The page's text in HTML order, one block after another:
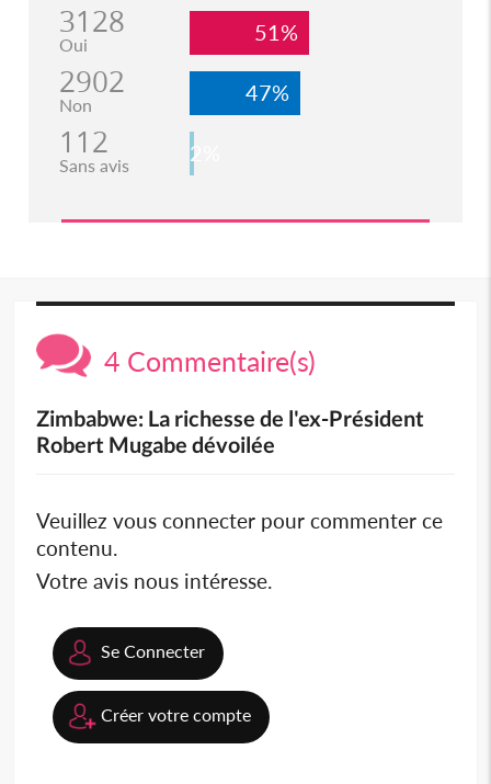
3128
Oui 51%
2902
Non 47%
112
Sans avis 2%
4 Commentaire(s)
Zimbabwe: La richesse de l'ex-Président
Robert Mugabe dévoilée
Veuillez vous connecter pour commenter ce
contenu.
Votre avis nous intéresse.
Se Connecter
Créer votre compte